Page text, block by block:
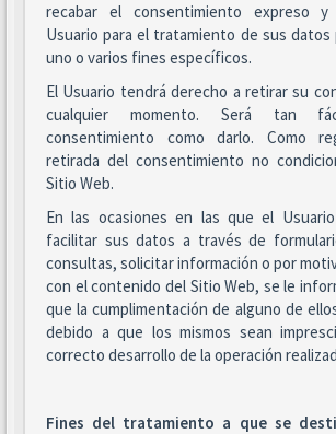
recabar el consentimiento expreso
Usuario para el tratamiento de sus datos
uno o varios fines específicos.
El Usuario tendrá derecho a retirar su
cualquier momento. Será tan
consentimiento como darlo. Como
retirada del consentimiento no
Sitio Web.
En las ocasiones en las que el
facilitar sus datos a través de
consultas, solicitar información o por
con el contenido del Sitio Web, se le
que la cumplimentación de alguno de
debido a que los mismos sean
correcto desarrollo de la operación
Fines del tratamiento a que se